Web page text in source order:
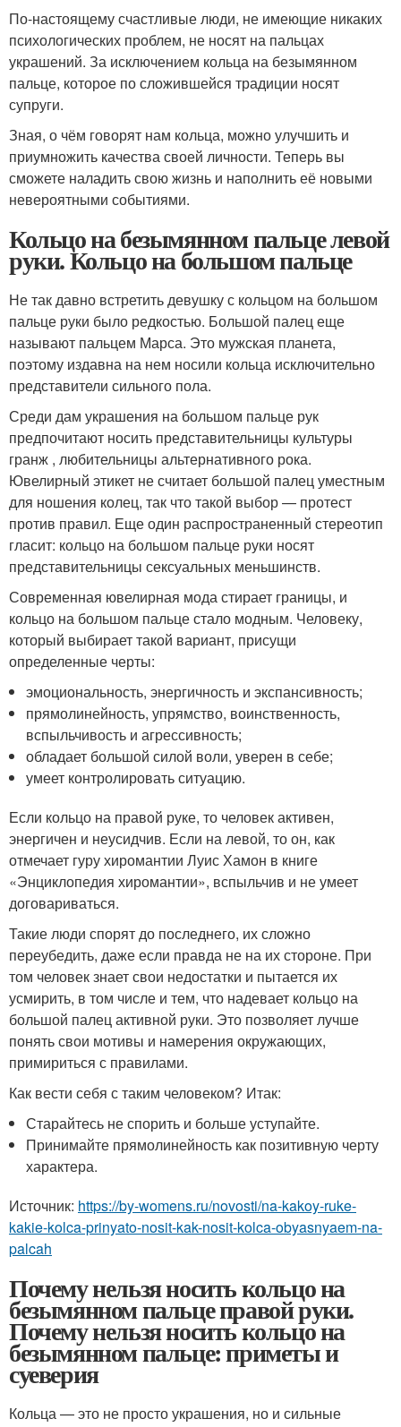
По-настоящему счастливые люди, не имеющие никаких
психологических проблем, не носят на пальцах
украшений. За исключением кольца на безымянном
пальце, которое по сложившейся традиции носят
супруги.
Зная, о чём говорят нам кольца, можно улучшить и
приумножить качества своей личности. Теперь вы
сможете наладить свою жизнь и наполнить её новыми
невероятными событиями.
Кольцо на безымянном пальце левой
руки. Кольцо на большом пальце
Не так давно встретить девушку с кольцом на большом
пальце руки было редкостью. Большой палец еще
называют пальцем Марса. Это мужская планета,
поэтому издавна на нем носили кольца исключительно
представители сильного пола.
Среди дам украшения на большом пальце рук
предпочитают носить представительницы культуры
гранж , любительницы альтернативного рока.
Ювелирный этикет не считает большой палец уместным
для ношения колец, так что такой выбор — протест
против правил. Еще один распространенный стереотип
гласит: кольцо на большом пальце руки носят
представительницы сексуальных меньшинств.
Современная ювелирная мода стирает границы, и
кольцо на большом пальце стало модным. Человеку,
который выбирает такой вариант, присущи
определенные черты:
эмоциональность, энергичность и экспансивность;
прямолинейность, упрямство, воинственность,
вспыльчивость и агрессивность;
обладает большой силой воли, уверен в себе;
умеет контролировать ситуацию.
Если кольцо на правой руке, то человек активен,
энергичен и неусидчив. Если на левой, то он, как
отмечает гуру хиромантии Луис Хамон в книге
«Энциклопедия хиромантии», вспыльчив и не умеет
договариваться.
Такие люди спорят до последнего, их сложно
переубедить, даже если правда не на их стороне. При
том человек знает свои недостатки и пытается их
усмирить, в том числе и тем, что надевает кольцо на
большой палец активной руки. Это позволяет лучше
понять свои мотивы и намерения окружающих,
примириться с правилами.
Как вести себя с таким человеком? Итак:
Старайтесь не спорить и больше уступайте.
Принимайте прямолинейность как позитивную черту
характера.
Источник: https://by-womens.ru/novosti/na-kakoy-ruke-
kakie-kolca-prinyato-nosit-kak-nosit-kolca-obyasnyaem-na-
palcah
Почему нельзя носить кольцо на
безымянном пальце правой руки.
Почему нельзя носить кольцо на
безымянном пальце: приметы и
суеверия
Кольца — это не просто украшения, но и сильные